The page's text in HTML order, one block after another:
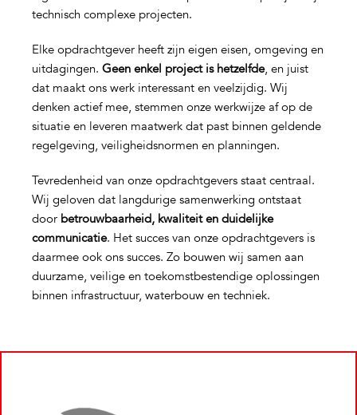
technisch complexe projecten.
Elke opdrachtgever heeft zijn eigen eisen, omgeving en
uitdagingen. Geen enkel project is hetzelfde, en juist
dat maakt ons werk interessant en veelzijdig. Wij
denken actief mee, stemmen onze werkwijze af op de
situatie en leveren maatwerk dat past binnen geldende
regelgeving, veiligheidsnormen en planningen.
Tevredenheid van onze opdrachtgevers staat centraal.
Wij geloven dat langdurige samenwerking ontstaat
door betrouwbaarheid, kwaliteit en duidelijke
communicatie. Het succes van onze opdrachtgevers is
daarmee ook ons succes. Zo bouwen wij samen aan
duurzame, veilige en toekomstbestendige oplossingen
binnen infrastructuur, waterbouw en techniek.